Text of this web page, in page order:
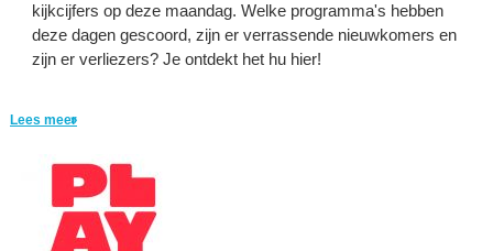
kijkcijfers op deze maandag. Welke programma's hebben
deze dagen gescoord, zijn er verrassende nieuwkomers en
zijn er verliezers? Je ontdekt het hu hier!
Lees meer